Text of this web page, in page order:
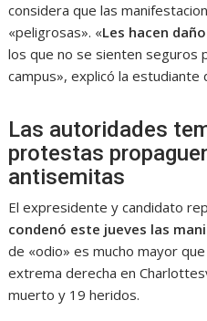
considera que las
«peligrosas». «Les hacen
los que no se sienten seguros
campus», explicó la
Las autoridades
protestas
antisemitas
El expresidente y candidato
condenó este jueves las
de «odio» es mucho mayor
extrema derecha en
muerto y 19 heridos.